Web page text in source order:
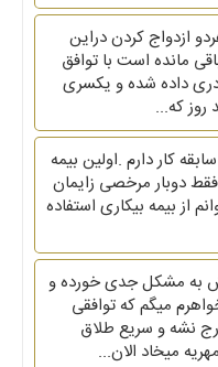
ازدواج کردن دراین
مانده است با توافق
داده شده و یکسری
روز که...
سالمه . 15 سال سابقه کار دارم .اولین بیمه
دوبار مرخصی زایمان
از بیمه بیکاری استفاده
به مشکل جدی خورده و
به خواهرم میگم که توافقی
نشه و سریع طلاق
میخاد الان...